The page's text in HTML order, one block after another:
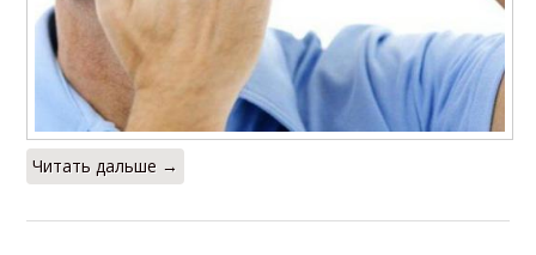
Читать дальше →